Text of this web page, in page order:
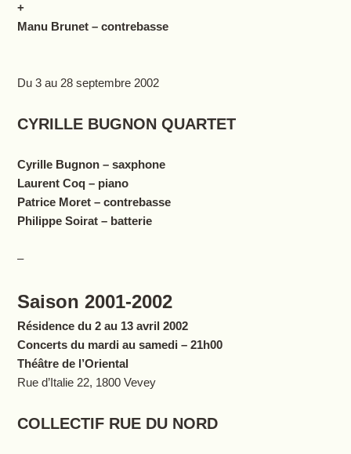
+
Manu Brunet – contrebasse
Du 3 au 28 septembre 2002
CYRILLE BUGNON QUARTET
Cyrille Bugnon – saxphone
Laurent Coq – piano
Patrice Moret – contrebasse
Philippe Soirat – batterie
–
Saison 2001-2002
Résidence du 2 au 13 avril 2002
Concerts du mardi au samedi – 21h00
Théâtre de l’Oriental
Rue d’Italie 22, 1800 Vevey
COLLECTIF RUE DU NORD